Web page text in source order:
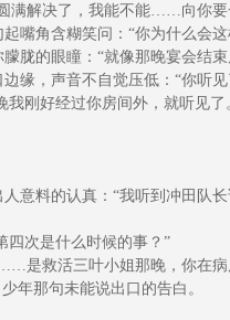
满解决了，我能不能……向你要
嘴角含糊笑问：“你为什么会这
胧的眼瞳：“就像那晚宴会结
缘，声音不自觉压低：“你听见
刚好经过你房间外，就听见了
料的认真：“我听到冲田队
四次是什么时候的事？”
救活三叶小姐那晚，你在
年那句未能说出口的告白。